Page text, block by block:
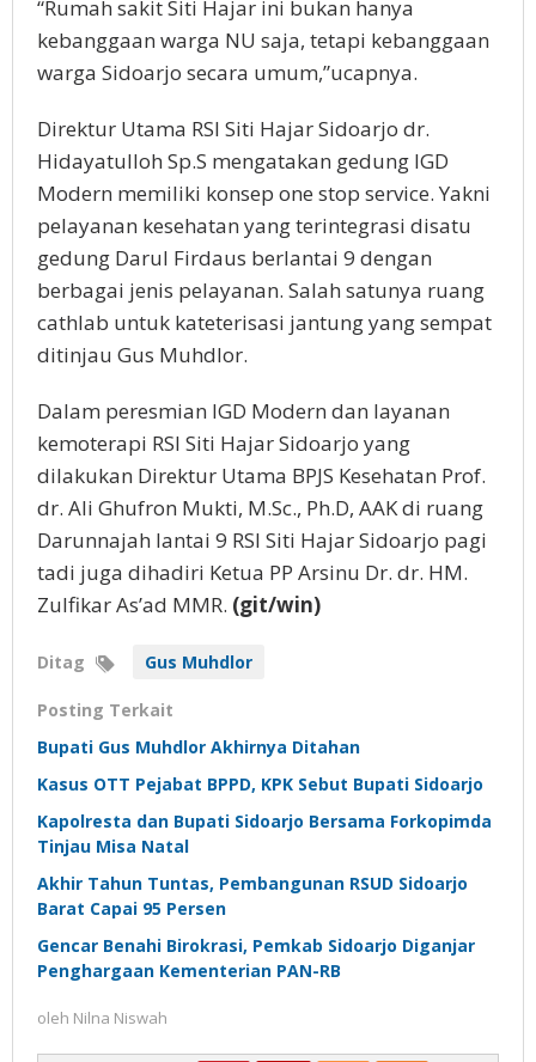
“Rumah sakit Siti Hajar ini bukan hanya
kebanggaan warga NU saja, tetapi kebanggaan
warga Sidoarjo secara umum,”ucapnya.
Direktur Utama RSI Siti Hajar Sidoarjo dr.
Hidayatulloh Sp.S mengatakan gedung IGD
Modern memiliki konsep one stop service. Yakni
pelayanan kesehatan yang terintegrasi disatu
gedung Darul Firdaus berlantai 9 dengan
berbagai jenis pelayanan. Salah satunya ruang
cathlab untuk kateterisasi jantung yang sempat
ditinjau Gus Muhdlor.
Dalam peresmian IGD Modern dan layanan
kemoterapi RSI Siti Hajar Sidoarjo yang
dilakukan Direktur Utama BPJS Kesehatan Prof.
dr. Ali Ghufron Mukti, M.Sc., Ph.D, AAK di ruang
Darunnajah lantai 9 RSI Siti Hajar Sidoarjo pagi
tadi juga dihadiri Ketua PP Arsinu Dr. dr. HM.
Zulfikar As’ad MMR. (git/win)
Ditag Gus Muhdlor
Posting Terkait
Bupati Gus Muhdlor Akhirnya Ditahan
Kasus OTT Pejabat BPPD, KPK Sebut Bupati Sidoarjo
Kapolresta dan Bupati Sidoarjo Bersama Forkopimda
Tinjau Misa Natal
Akhir Tahun Tuntas, Pembangunan RSUD Sidoarjo
Barat Capai 95 Persen
Gencar Benahi Birokrasi, Pemkab Sidoarjo Diganjar
Penghargaan Kementerian PAN-RB
oleh Nilna Niswah